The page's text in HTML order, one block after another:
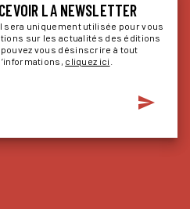
LA NEWSLETTER
sera uniquement utilisée pour vous
sur les actualités des éditions
pouvez vous désinscrire à tout
cliquez ici
send